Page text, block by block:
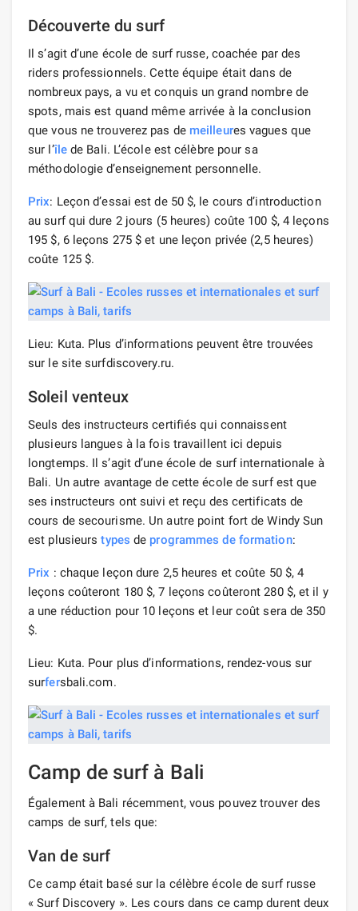
Découverte du surf
Il s’agit d’une école de surf russe, coachée par des
riders professionnels. Cette équipe était dans de
nombreux pays, a vu et conquis un grand nombre de
spots, mais est quand même arrivée à la conclusion
que vous ne trouverez pas de meilleures vagues que
sur l’îlede Bali. L’école est célèbre pour sa
méthodologie d’enseignement personnelle.
Prix: Leçon d’essai est de 50 $, le cours d’introduction
au surf qui dure 2 jours (5 heures) coûte 100 $, 4 leçons
195 $, 6 leçons 275 $ et une leçon privée (2,5 heures)
coûte 125 $.
Lieu: Kuta. Plus d’informations peuvent être trouvées
sur le site surfdiscovery.ru.
Soleil venteux
Seuls des instructeurs certifiés qui connaissent
plusieurs langues à la fois travaillent ici depuis
longtemps. Il s’agit d’une école de surf internationale à
Bali. Un autre avantage de cette école de surf est que
ses instructeurs ont suivi et reçu des certificats de
cours de secourisme. Un autre point fort de Windy Sun
est plusieurstypes de programmes de formation:
Prix ​​: chaque leçon dure 2,5 heures et coûte 50 $, 4
leçons coûteront 180 $, 7 leçons coûteront 280 $, et il y
a une réduction pour 10 leçons et leur coût sera de 350
$.
Lieu: Kuta. Pour plus d’informations, rendez-vous sur
surfersbali.com.
Camp de surf à Bali
Également à Bali récemment, vous pouvez trouver des
camps de surf, tels que:
Van de surf
Ce camp était basé sur la célèbre école de surf russe
« Surf Discovery ». Les cours dans ce camp durent deux